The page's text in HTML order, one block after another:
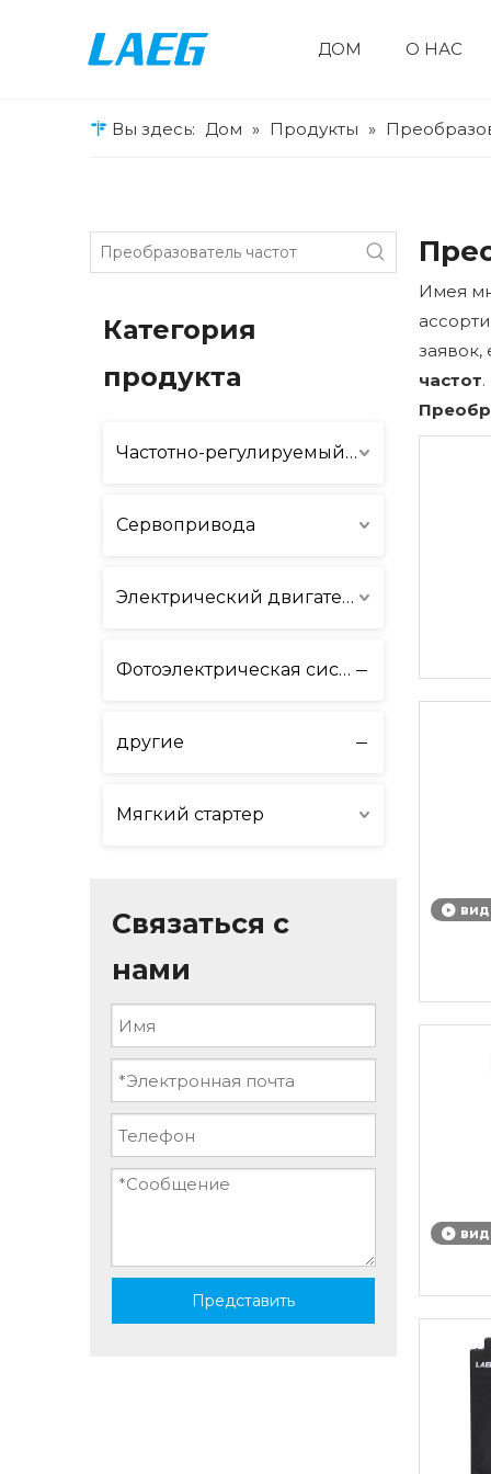
ДОМ О НАС
Вы здесь: Дом » Продукты »
Категория
продукта
Частотно-регулируемый привод
Сервопривода
Электрический двигатель
Фотоэлектрическая система и система хранения энергии
другие
Мягкий стартер
Связаться с
нами
Представить
Имея
частот